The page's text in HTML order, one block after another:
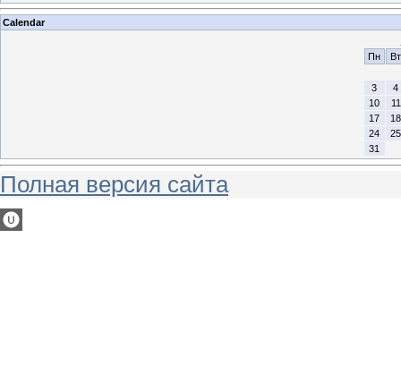
Calendar
Пн
Вт
3
4
10
11
17
18
24
25
31
Полная версия сайта